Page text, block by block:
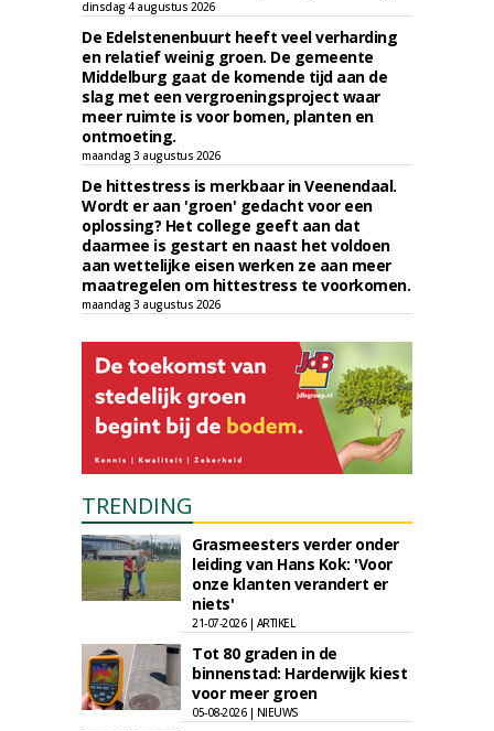
dinsdag 4 augustus 2026
De Edelstenenbuurt heeft veel verharding
en relatief weinig groen. De gemeente
Middelburg gaat de komende tijd aan de
slag met een vergroeningsproject waar
meer ruimte is voor bomen, planten en
ontmoeting.
maandag 3 augustus 2026
De hittestress is merkbaar in Veenendaal.
Wordt er aan 'groen' gedacht voor een
oplossing? Het college geeft aan dat
daarmee is gestart en naast het voldoen
aan wettelijke eisen werken ze aan meer
maatregelen om hittestress te voorkomen.
maandag 3 augustus 2026
TRENDING
Grasmeesters verder onder
leiding van Hans Kok: 'Voor
onze klanten verandert er
niets'
21-07-2026 | ARTIKEL
Tot 80 graden in de
binnenstad: Harderwijk kiest
voor meer groen
05-08-2026 | NIEUWS